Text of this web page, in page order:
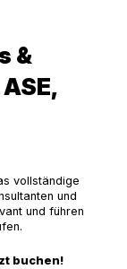
&
vollständige
und
und führen
buchen!